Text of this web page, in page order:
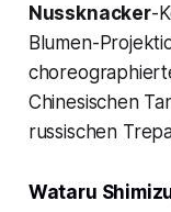
Nussknacker-
Blumen-
Chinesischen
russischen
Wataru